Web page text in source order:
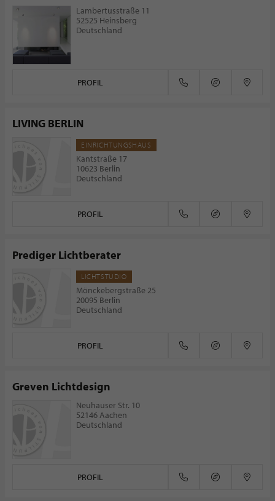
Lambertusstraße 11
52525 Heinsberg
Deutschland
PROFIL
LIVING BERLIN
EINRICHTUNGSHAUS
Kantstraße 17
10623 Berlin
Deutschland
PROFIL
Prediger Lichtberater
LICHTSTUDIO
Mönckebergstraße 25
20095 Berlin
Deutschland
PROFIL
Greven Lichtdesign
Neuhauser Str. 10
52146 Aachen
Deutschland
PROFIL